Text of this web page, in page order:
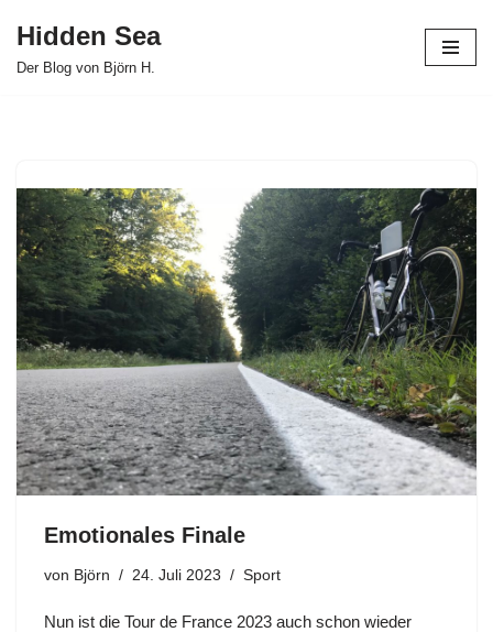
Zum
Hidden Sea
Der Blog von Björn H.
Emotionales Finale
von Björn 24. Juli 2023 Sport
Nun ist die Tour de France 2023 auch schon wieder